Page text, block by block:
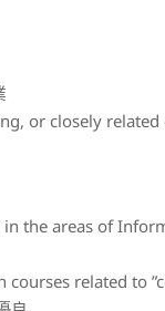
or closely related
the areas of
courses related to